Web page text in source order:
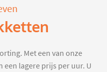
Met een van onze
een lagere prijs per uur. U